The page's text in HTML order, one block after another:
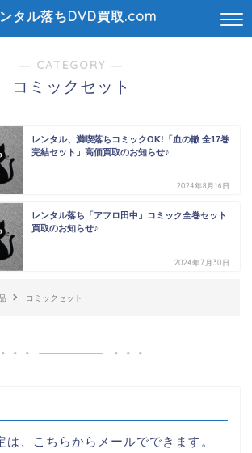
タル落ちDVD買取.com
― CATEGORY ―
コミックセット
レンタル、満喫落ちコミックOK!「血の轍 全17巻
完結セット」高価買取のお知らせ♪
2024年8月16日
レンタル落ち「アフロ田中」コミック全巻セット
買取のお知らせ♪
2024年7月30日
コミックセット
は、こちらからメールでできます。